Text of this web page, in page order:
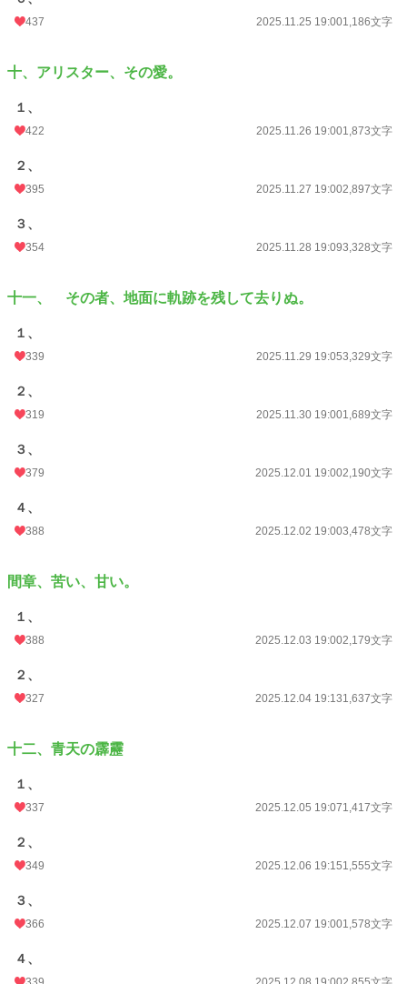
437 2025.11.25 19:001,186文字
十、アリスター、その愛。
１、
422 2025.11.26 19:001,873文字
２、
395 2025.11.27 19:002,897文字
３、
354 2025.11.28 19:093,328文字
十一、 その者、地面に軌跡を残して去りぬ。
１、
339 2025.11.29 19:053,329文字
２、
319 2025.11.30 19:001,689文字
３、
379 2025.12.01 19:002,190文字
４、
388 2025.12.02 19:003,478文字
間章、苦い、甘い。
１、
388 2025.12.03 19:002,179文字
２、
327 2025.12.04 19:131,637文字
十二、青天の霹靂
１、
337 2025.12.05 19:071,417文字
２、
349 2025.12.06 19:151,555文字
３、
366 2025.12.07 19:001,578文字
４、